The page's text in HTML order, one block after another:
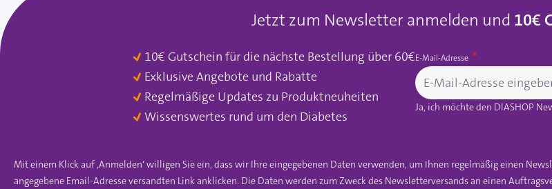
Jetzt zum Newsletter anmelden und 10€
10€ Gutschein für die nächste Bestellung über 60€
Exklusive Angebote und Rabatte
Regelmäßige Updates zu Produktneuheiten
Wissenswertes rund um den Diabetes
E-Mail-Adresse
Ja, ich möchte den DIASHOP
Mit einem Klick auf ‚Anmelden‘ willigen Sie ein, dass wir Ihre eingegebenen Daten verwenden, um Ihnen regelmäßig einen
angegebene Email-Adresse versandten Link anklicken. Die Daten werden zum Zweck des Newsletterversands an einen